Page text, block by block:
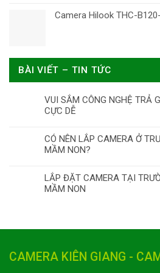
Camera Hilook THC-
BÀI VIẾT – TIN TỨC
VUI SẮM CÔNG NGHỆ TRẢ
CỰC DỄ
CÓ NÊN LẮP CAMERA Ở
MẦM NON?
LẮP ĐẶT CAMERA TẠI
MẦM NON
CAMERA KIÊN GIANG -